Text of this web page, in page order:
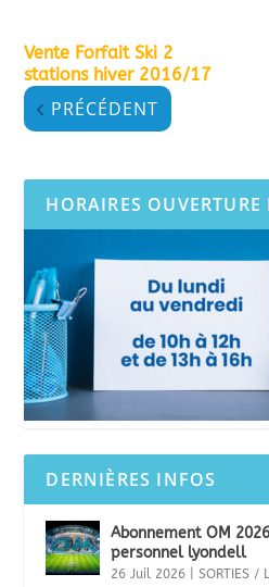
Vente Forfait Ski 2
stations hiver 2016/17
PRÉCÉDENT
HORAIRES OUVERTURE
DERNIÈRES INFOS
Abonnement OM
personnel lyondell
26 Juil 2026 |SORTIES /